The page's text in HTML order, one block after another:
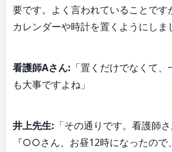
要です。よく言われていることです
カレンダーや時計を置くようにしま
看護師Aさん: 「置くだけでなくて
も大事ですよね」
井上先生: 「その通りです。看護師
『○○さん、お昼12時になったので